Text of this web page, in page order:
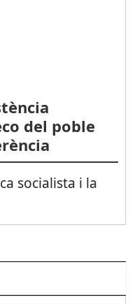
del poble
socialista i la